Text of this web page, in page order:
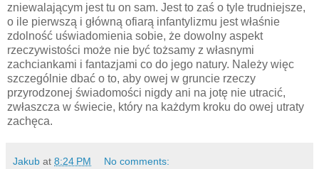
zniewalającym jest tu on sam. Jest to zaś o tyle trudniejsze,
o ile pierwszą i główną ofiarą infantylizmu jest właśnie
zdolność uświadomienia sobie, że dowolny aspekt
rzeczywistości może nie być tożsamy z własnymi
zachciankami i fantazjami co do jego natury. Należy więc
szczególnie dbać o to, aby owej w gruncie rzeczy
przyrodzonej świadomości nigdy ani na jotę nie utracić,
zwłaszcza w świecie, który na każdym kroku do owej utraty
zachęca.
Jakub at 8:24 PM No comments: